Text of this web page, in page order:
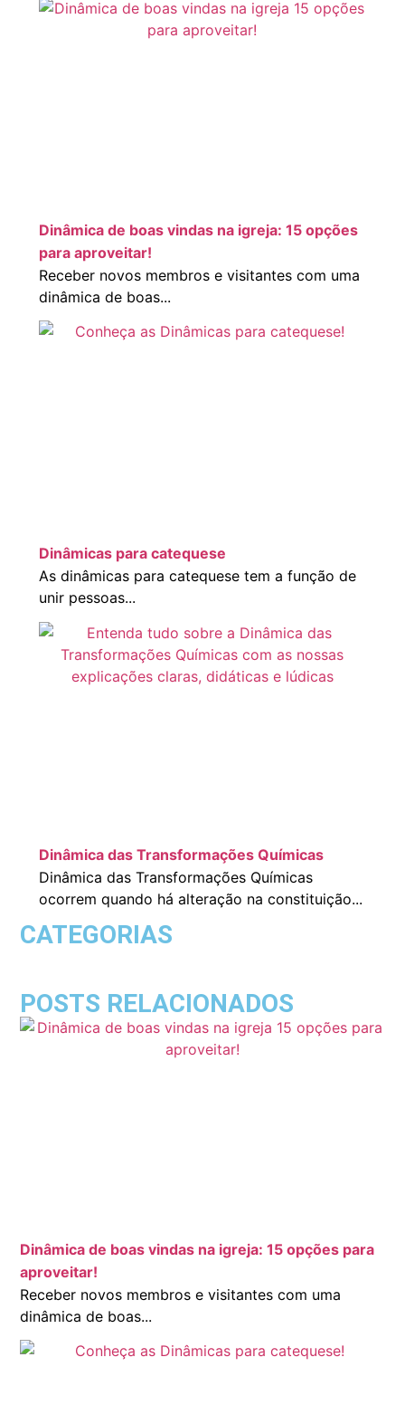
Dinâmica de boas vindas na igreja: 15 opções
para aproveitar!
Receber novos membros e visitantes com uma
dinâmica de boas...
Dinâmicas para catequese
As dinâmicas para catequese tem a função de
unir pessoas...
Dinâmica das Transformações Químicas
Dinâmica das Transformações Químicas
ocorrem quando há alteração na constituição...
CATEGORIAS
POSTS RELACIONADOS
Dinâmica de boas vindas na igreja: 15 opções para
aproveitar!
Receber novos membros e visitantes com uma
dinâmica de boas...